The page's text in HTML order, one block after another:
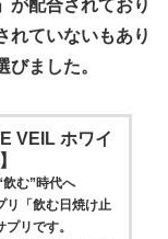
が配合されており
れていないもあり
ました。
VEIL ホワイ
飲む”時代へ
リ「飲む日焼け止
リです。